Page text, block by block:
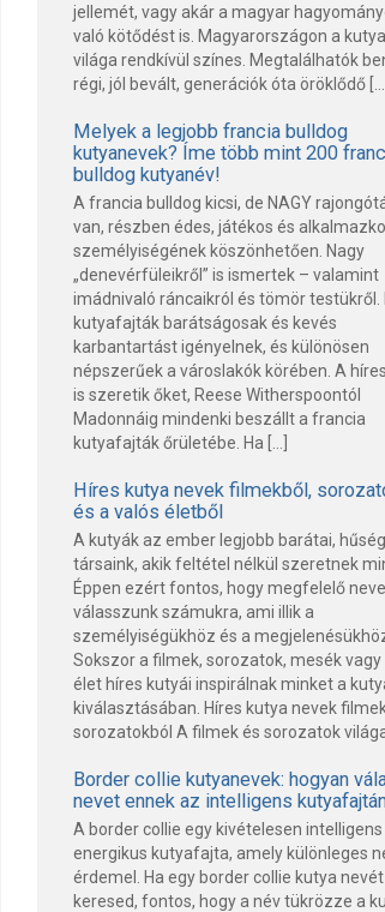
jellemét, vagy akár a magyar
való kötődést is. Magyarországon a
világa rendkívül színes. Megtalálhatók
régi, jól bevált, generációk óta öröklődő […]
Melyek a legjobb francia bulldog
kutyanevek? Íme több mint 200
bulldog kutyanév!
A francia bulldog kicsi, de NAGY
van, részben édes, játékos és
személyiségének köszönhetően. Nagy
„denevérfüleikről” is ismertek – valamint
imádnivaló ráncaikról és tömör testükről.
kutyafajták barátságosak és kevés
karbantartást igényelnek, és különösen
népszerűek a városlakók körében. A
is szeretik őket, Reese Witherspoontól
Madonnáig mindenki beszállt a francia
kutyafajták őrületébe. Ha […]
Híres kutya nevek filmekből,
és a valós életből
A kutyák az ember legjobb barátai,
társaink, akik feltétel nélkül szeretnek
Éppen ezért fontos, hogy megfelelő
válasszunk számukra, ami illik a
személyiségükhöz és a
Sokszor a filmek, sorozatok, mesék vagy
élet híres kutyái inspirálnak minket a
kiválasztásában. Híres kutya nevek
sorozatokból A filmek és sorozatok világa
Border collie kutyanevek: hogyan
nevet ennek az intelligens
A border collie egy kivételesen intelligens
energikus kutyafajta, amely különleges
érdemel. Ha egy border collie kutya nevét
keresed, fontos, hogy a név tükrözze a